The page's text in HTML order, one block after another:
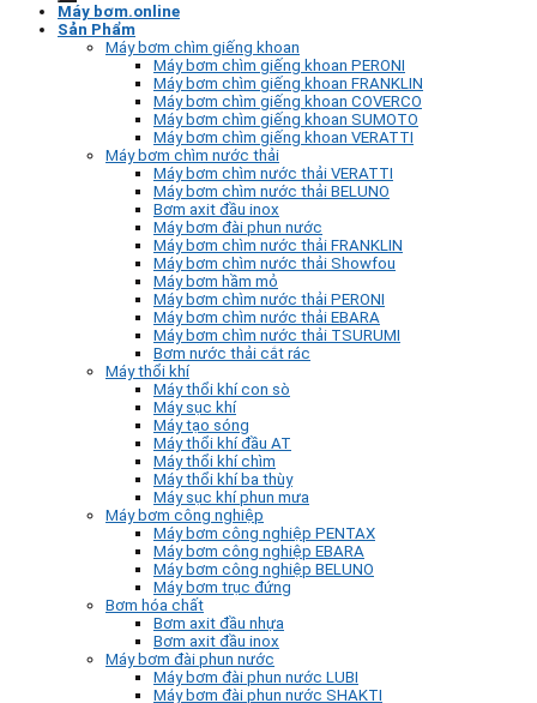
Máy bơm.online
Sản Phẩm
Máy bơm chìm giếng khoan
Máy bơm chìm giếng khoan PERONI
Máy bơm chìm giếng khoan FRANKLIN
Máy bơm chìm giếng khoan COVERCO
Máy bơm chìm giếng khoan SUMOTO
Máy bơm chìm giếng khoan VERATTI
Máy bơm chìm nước thải
Máy bơm chìm nước thải VERATTI
Máy bơm chìm nước thải BELUNO
Bơm axit đầu inox
Máy bơm đài phun nước
Máy bơm chìm nước thải FRANKLIN
Máy bơm chìm nước thải Showfou
Máy bơm hầm mỏ
Máy bơm chìm nước thải PERONI
Máy bơm chìm nước thải EBARA
Máy bơm chìm nước thải TSURUMI
Bơm nước thải cắt rác
Máy thổi khí
Máy thổi khí con sò
Máy sục khí
Máy tạo sóng
Máy thổi khí đầu AT
Máy thổi khí chìm
Máy thổi khí ba thùy
Máy sục khí phun mưa
Máy bơm công nghiệp
Máy bơm công nghiệp PENTAX
Máy bơm công nghiệp EBARA
Máy bơm công nghiệp BELUNO
Máy bơm trục đứng
Bơm hóa chất
Bơm axit đầu nhựa
Bơm axit đầu inox
Máy bơm đài phun nước
Máy bơm đài phun nước LUBI
Máy bơm đài phun nước SHAKTI